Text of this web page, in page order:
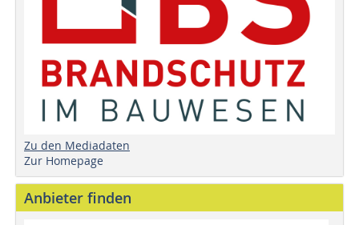
Zu den Mediadaten
Zur Homepage
Anbieter finden